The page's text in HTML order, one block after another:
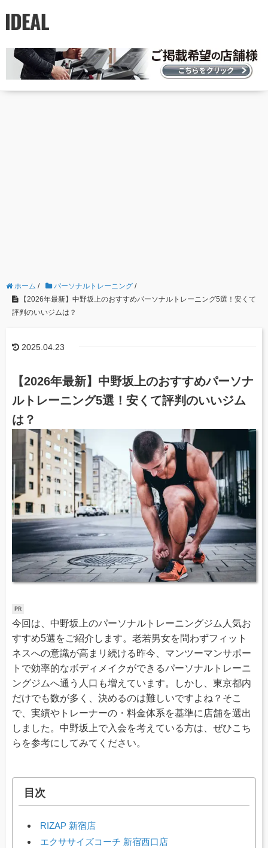
ホーム / パーソナルトレーニング /
【2026年最新】中野坂上のおすすめパーソナルトレーニング5選！安くて
評判のいいジムは？
2025.04.23
【2026年最新】中野坂上のおすすめパーソナ
ルトレーニング5選！安くて評判のいいジム
は？
今回は、中野坂上のパーソナルトレーニングジム人気お
すすめ5選をご紹介します。老若男女を問わずフィット
ネスへの意識が高まリ続ける昨今、マンツーマンサポー
トで効率的なボディメイクができるパーソナルトレーニ
ングジムへ通う人口も増えています。しかし、東京都内
だけでも数が多く、決めるのは難しいですよね？そこ
で、実績やトレーナーの・料金体系を基準に店舗を選出
しました。中野坂上で入会を考えている方は、ぜひこち
らを参考にしてみてください。
目次
RIZAP 新宿店
エクササイズコーチ 新宿西口店